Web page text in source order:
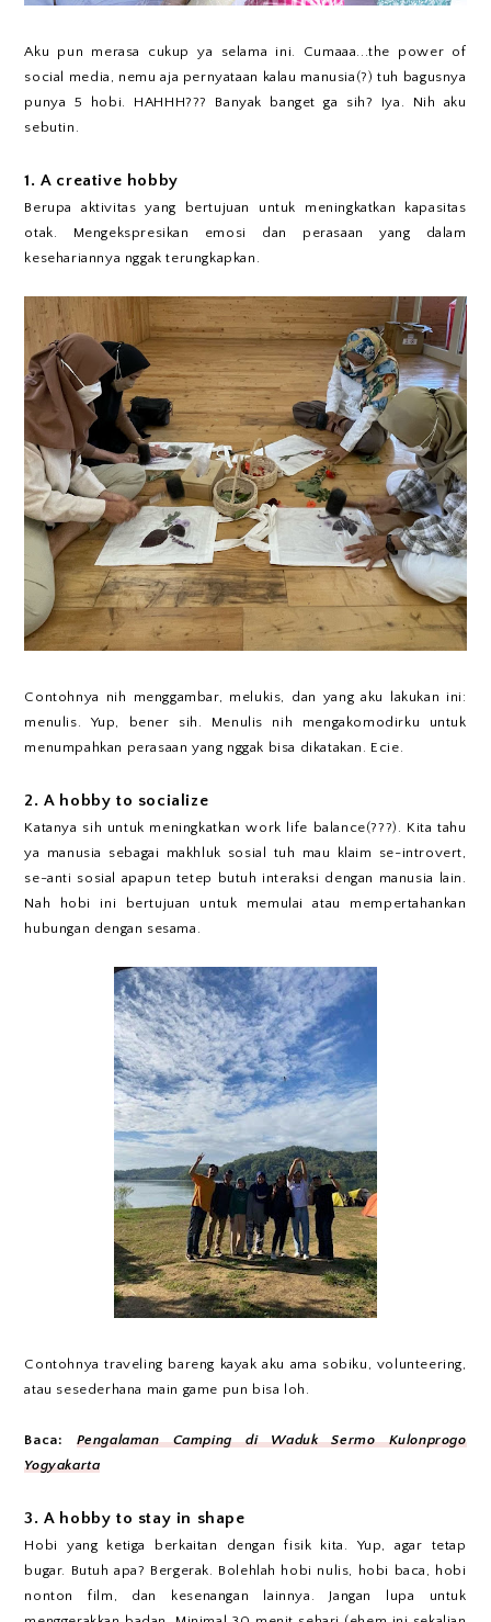
Aku pun merasa cukup ya selama ini. Cumaaa...the power of
social media, nemu aja pernyataan kalau manusia(?) tuh bagusnya
punya 5 hobi. HAHHH??? Banyak banget ga sih? Iya. Nih aku
sebutin.
1. A creative hobby
Berupa aktivitas yang bertujuan untuk meningkatkan kapasitas
otak. Mengekspresikan emosi dan perasaan yang dalam
kesehariannya nggak terungkapkan.
Contohnya nih menggambar, melukis, dan yang aku lakukan ini:
menulis. Yup, bener sih. Menulis nih mengakomodirku untuk
menumpahkan perasaan yang nggak bisa dikatakan. Ecie.
2. A hobby to socialize
Katanya sih untuk meningkatkan work life balance(???). Kita tahu
ya manusia sebagai makhluk sosial tuh mau klaim se-introvert,
se-anti sosial apapun tetep butuh interaksi dengan manusia lain.
Nah hobi ini bertujuan untuk memulai atau mempertahankan
hubungan dengan sesama.
Contohnya traveling bareng kayak aku ama sobiku, volunteering,
atau sesederhana main game pun bisa loh.
Baca: Pengalaman Camping di Waduk Sermo Kulonprogo
Yogyakarta
3. A hobby to stay in shape
Hobi yang ketiga berkaitan dengan fisik kita. Yup, agar tetap
bugar. Butuh apa? Bergerak. Bolehlah hobi nulis, hobi baca, hobi
nonton film, dan kesenangan lainnya. Jangan lupa untuk